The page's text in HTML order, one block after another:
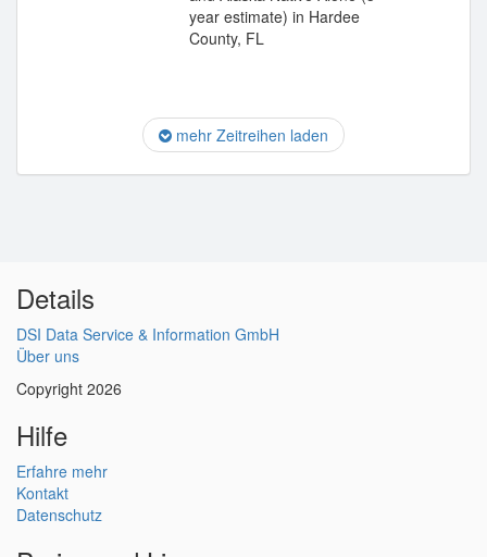
year estimate) in Hardee
County, FL
mehr Zeitreihen laden
Details
DSI Data Service & Information GmbH
Über uns
Copyright 2026
Hilfe
Erfahre mehr
Kontakt
Datenschutz